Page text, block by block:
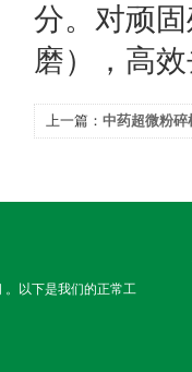
分。对顽
磨），高
上一篇： 中药超微粉碎
。以下是我们的正常工